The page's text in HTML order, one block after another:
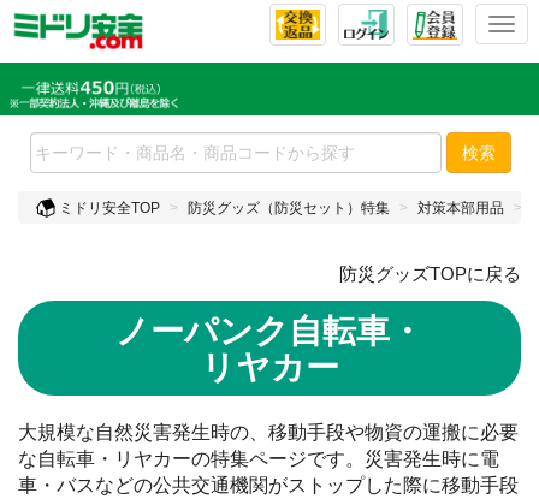
T
l
n
a
g
a
o
検索
ミドリ安全TOP 防災グッズ（防災セット）特集 対策本部用品
防災グッズTOPに戻る
ノーパンク自転車・
リヤカー
大規模な自然災害発生時の、移動手段や物資の運搬に必要
な自転車・リヤカーの特集ページです。災害発生時に電
車・バスなどの公共交通機関がストップした際に移動手段